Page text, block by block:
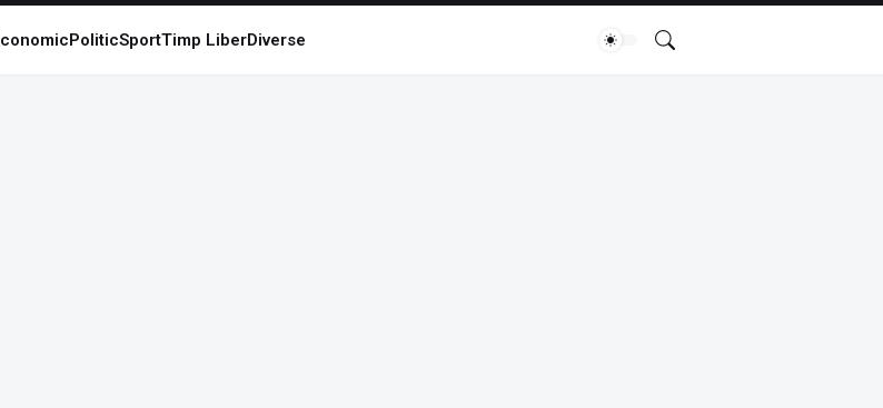
PoliticSportTimp LiberDiverse